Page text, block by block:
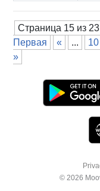
Страница 15 из 23
Первая
« ... 10
»
© 2026